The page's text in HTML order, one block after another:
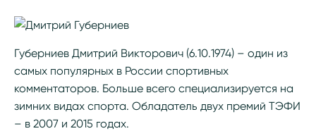
Губерниев Дмитрий Викторович (6.10.1974) – один из
самых популярных в России спортивных
комментаторов. Больше всего специализируется на
зимних видах спорта. Обладатель двух премий ТЭФИ
– в 2007 и 2015 годах.